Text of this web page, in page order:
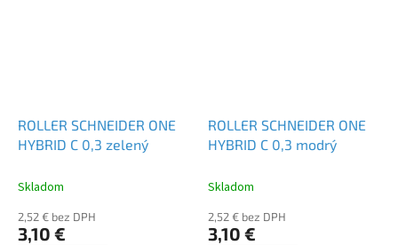
ROLLER SCHNEIDER ONE
HYBRID C 0,3 zelený
Skladom
2,52 € bez DPH
3,10 €
ROLLER SCHNEIDER ONE
HYBRID C 0,3 modrý
Skladom
2,52 € bez DPH
3,10 €